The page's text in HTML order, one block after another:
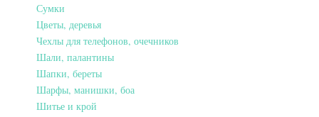
Сумки
Цветы, деревья
Чехлы для телефонов, очечников
Шали, палантины
Шапки, береты
Шарфы, манишки, боа
Шитье и крой